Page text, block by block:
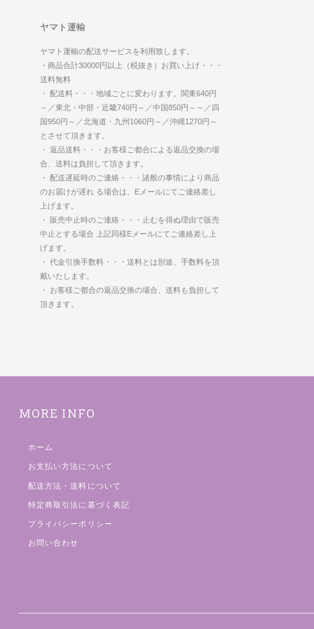
ヤマト運輸
ヤマト運輸の配送サービスを利用致します。
・商品合計30000円以上（税抜き）お買い上げ・・・
送料無料
・ 配送料・・・地域ごとに変わります。関東640円
～／東北・中部・近畿740円～／中国850円～～／四
国950円～／北海道・九州1060円～／沖縄1270円～
とさせて頂きます。
・ 返品送料・・・お客様ご都合による返品交換の場
合、送料は負担して頂きます。
・ 配送遅延時のご連絡・・・諸般の事情により商品
のお届けが遅れ る場合は、Eメールにてご連絡差し
上げます。
・ 販売中止時のご連絡・・・止むを得ぬ理由で販売
中止とする場合 上記同様Eメールにてご連絡差し上
げます。
・ 代金引換手数料・・・送料とは別途、手数料を頂
戴いたします。
・ お客様ご都合の返品交換の場合、送料も負担して
頂きます。
MORE INFO
ホーム
お支払い方法について
配送方法・送料について
特定商取引法に基づく表記
プライバシーポリシー
お問い合わせ